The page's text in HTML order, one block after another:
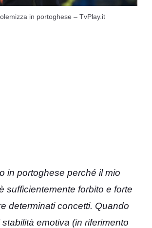
in portoghese – TvPlay.it
in portoghese perché il mio
sufficientemente forbito e forte
determinati concetti. Quando
emotiva (in riferimento